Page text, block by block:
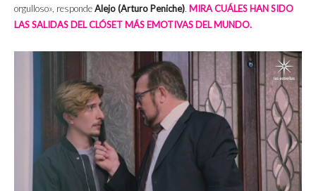
orgulloso», respondeAlejo (Arturo Peniche). MIRA CUÁLES HAN SIDO
LAS SALIDAS DEL CLÓSET MÁS EMOTIVAS DEL MUNDO.